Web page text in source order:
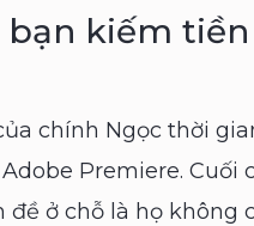
kiếm
chính Ngọc thời
Premiere. Cuối
đề ở chỗ là họ không